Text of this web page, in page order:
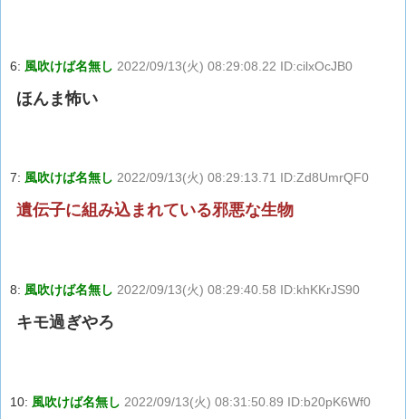
6: 風吹けば名無し 2022/09/13(火) 08:29:08.22 ID:cilxOcJB0
ほんま怖い
7: 風吹けば名無し 2022/09/13(火) 08:29:13.71 ID:Zd8UmrQF0
遺伝子に組み込まれている邪悪な生物
8: 風吹けば名無し 2022/09/13(火) 08:29:40.58 ID:khKKrJS90
キモ過ぎやろ
10: 風吹けば名無し 2022/09/13(火) 08:31:50.89 ID:b20pK6Wf0